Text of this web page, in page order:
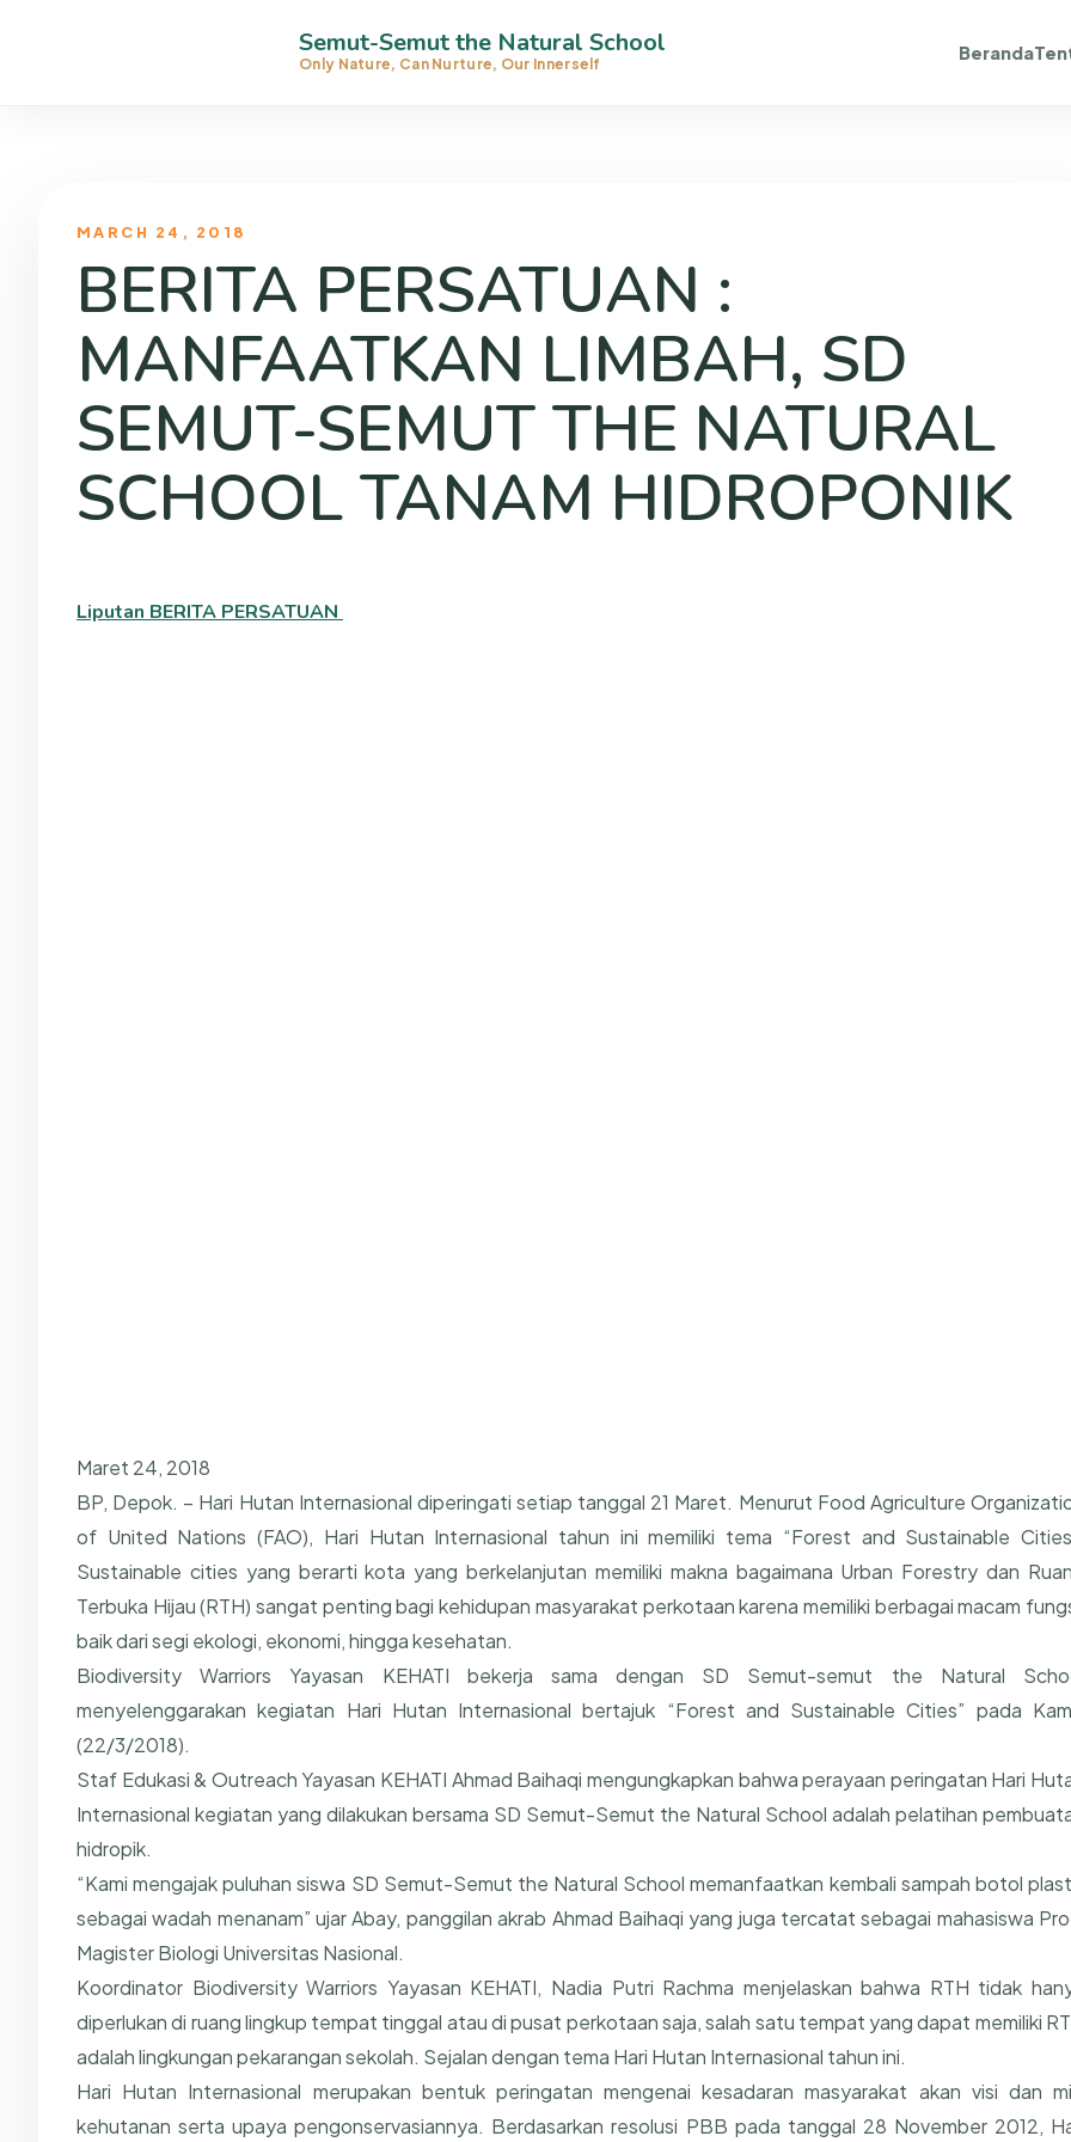
Semut-Semut the Natural School
Only Nature, Can Nurture, Our Innerself
Beranda
MARCH 24, 2018
BERITA PERSATUAN :
MANFAATKAN LIMBAH, SD
SEMUT-SEMUT THE NATURAL
SCHOOL TANAM HIDROPONIK
Liputan BERITA PERSATUAN
Maret 24, 2018
BP, Depok. – Hari Hutan Internasional diperingati setiap tanggal 21 Maret. Menurut Food Agriculture
of United Nations (FAO), Hari Hutan Internasional tahun ini memiliki tema “Forest and Sustainable
Sustainable cities yang berarti kota yang berkelanjutan memiliki makna bagaimana Urban Forestry dan
Terbuka Hijau (RTH) sangat penting bagi kehidupan masyarakat perkotaan karena memiliki berbagai macam
baik dari segi ekologi, ekonomi, hingga kesehatan.
Biodiversity Warriors Yayasan KEHATI bekerja sama dengan SD Semut-semut the Natural
menyelenggarakan kegiatan Hari Hutan Internasional bertajuk “Forest and Sustainable Cities” pada
(22/3/2018).
Staf Edukasi & Outreach Yayasan KEHATI Ahmad Baihaqi mengungkapkan bahwa perayaan peringatan Hari
Internasional kegiatan yang dilakukan bersama SD Semut-Semut the Natural School adalah pelatihan
hidropik.
“Kami mengajak puluhan siswa SD Semut-Semut the Natural School memanfaatkan kembali sampah botol
sebagai wadah menanam” ujar Abay, panggilan akrab Ahmad Baihaqi yang juga tercatat sebagai mahasiswa
Magister Biologi Universitas Nasional.
Koordinator Biodiversity Warriors Yayasan KEHATI, Nadia Putri Rachma menjelaskan bahwa RTH tidak
diperlukan di ruang lingkup tempat tinggal atau di pusat perkotaan saja, salah satu tempat yang dapat memiliki
adalah lingkungan pekarangan sekolah. Sejalan dengan tema Hari Hutan Internasional tahun ini.
Hari Hutan Internasional merupakan bentuk peringatan mengenai kesadaran masyarakat akan visi dan
kehutanan serta upaya pengonservasiannya. Berdasarkan resolusi PBB pada tanggal 28 November 2012,